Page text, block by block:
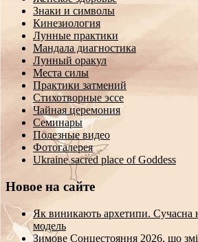
Знаки и символы
Кинезиология
Лунные практики
Мандала диагностика
Лунный оракул
Места силы
Практики затмений
Стихотворные эссе
Чайная церемония
Семинары
Полезные видео
Фотогалерея
Ukraine sacred place of Goddess
Новое на сайте
Як виникають архетипи. Сучасна
модель
Зимове Сонцестояння 2026, що